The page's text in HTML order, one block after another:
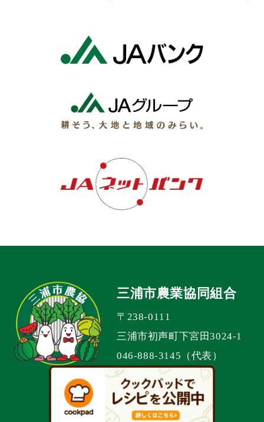
三浦市農業協同組合
〒238-0111
三浦市初声町下宮田3024-1
046-888-3145（代表）